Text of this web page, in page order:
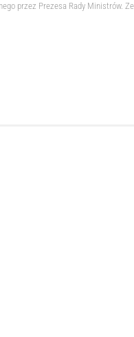
przez Prezesa Rady